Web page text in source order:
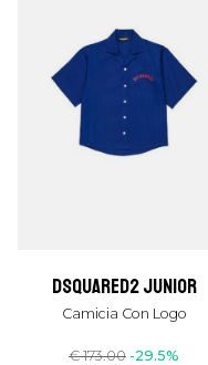
dsquared2 junior
Camicia Con Logo
€ 173.00 -29.5%